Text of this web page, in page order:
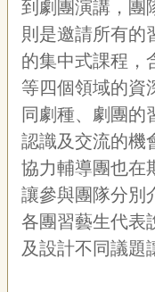
到劇團演講，團
則是邀請所有的
的集中式課程，
等四個領域的資
同劇種、劇團的
認識及交流的機
協力輔導團也在
讓參與團隊分別
各團習藝生代表
及設計不同議題